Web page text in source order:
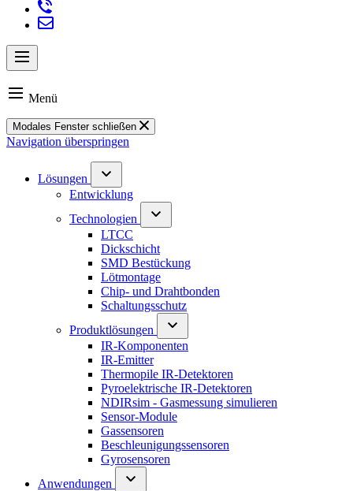
Menü
Modales Fenster schließen
Navigation überspringen
Lösungen
Entwicklung
Technologien
LTCC
Dickschicht
SMD Bestückung
Lötmontage
Chip- und Drahtbonden
Schaltungsschutz
Produktlösungen
IR-Komponenten
IR-Emitter
Thermopile IR-Detektoren
Pyroelektrische IR-Detektoren
NDIRsim - Gasmessung simulieren
Sensor-Module
Gassensoren
Beschleunigungssensoren
Gyrosensoren
Anwendungen